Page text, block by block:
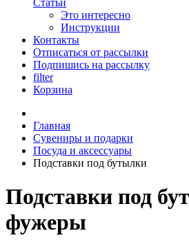
Статьи
Это интересно
Инструкции
Контакты
Отписаться от рассылки
Подпишись на рассылку
filter
Корзина
Главная
Сувениры и подарки
Посуда и аксессуары
Подставки под бутылки
Подставки под
фужеры